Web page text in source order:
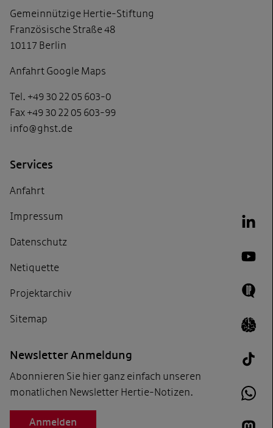
Gemeinnützige Hertie-Stiftung
Französische Straße 48
10117 Berlin
Anfahrt Google Maps
Tel. +49 30 22 05 603-0
Fax +49 30 22 05 603-99
info@ghst.de
Services
Anfahrt
Impressum
Datenschutz
Netiquette
Projektarchiv
Sitemap
Newsletter Anmeldung
Abonnieren Sie hier ganz einfach unseren
monatlichen Newsletter Hertie-Notizen.
Anmelden
Icon
Tik